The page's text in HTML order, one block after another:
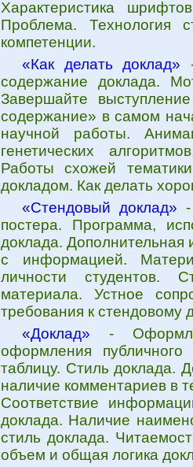
Характеристика
Проблема. Технология
компетенции.
«Как делать доклад»
содержание доклада.
Завершайте
содержание» в самом
научной работы.
генетических
Работы схожей
докладом. Как делать
«Стендовый доклад»
постера. Программа,
доклада.
с информацией.
личности студентов.
материала. Устное
требования к стендовому
«Доклад» -
оформления
таблицу. Стиль доклада.
наличие комментариев в
Соответствие
доклада. Наличие
стиль доклада.
объем и общая логика